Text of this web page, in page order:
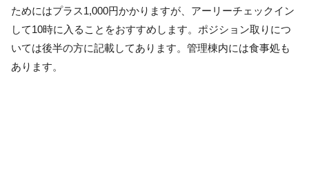
ためにはプラス1,000円かかりますが、アーリーチェックイン
して10時に入ることをおすすめします。ポジション取りにつ
いては後半の方に記載してあります。管理棟内には食事処も
あります。